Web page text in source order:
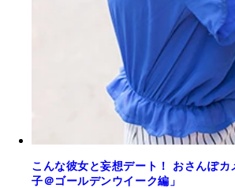
こんな彼女と妄想デート！ おさんぽ
子＠ゴールデンウイーク編」